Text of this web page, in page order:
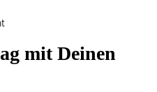
mit Deinen